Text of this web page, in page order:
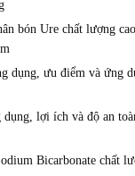
bón Ure chất lượng
dụng, ưu điểm và ứng
dụng, lợi ích và độ an
Bicarbonate chất